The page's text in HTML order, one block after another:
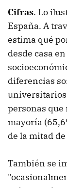
Cifras. Lo
España. A
estima qué
desde casa
diferencias
universitarios
personas
mayoría
de la mitad
También se